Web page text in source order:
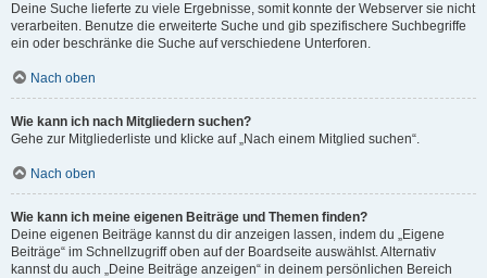
Deine Suche lieferte zu viele Ergebnisse, somit konnte der Webserver sie nicht
verarbeiten. Benutze die erweiterte Suche und gib spezifischere Suchbegriffe
ein oder beschränke die Suche auf verschiedene Unterforen.
Nach oben
Wie kann ich nach Mitgliedern suchen?
Gehe zur Mitgliederliste und klicke auf „Nach einem Mitglied suchen“.
Nach oben
Wie kann ich meine eigenen Beiträge und Themen finden?
Deine eigenen Beiträge kannst du dir anzeigen lassen, indem du „Eigene
Beiträge“ im Schnellzugriff oben auf der Boardseite auswählst. Alternativ
kannst du auch „Deine Beiträge anzeigen“ in deinem persönlichen Bereich